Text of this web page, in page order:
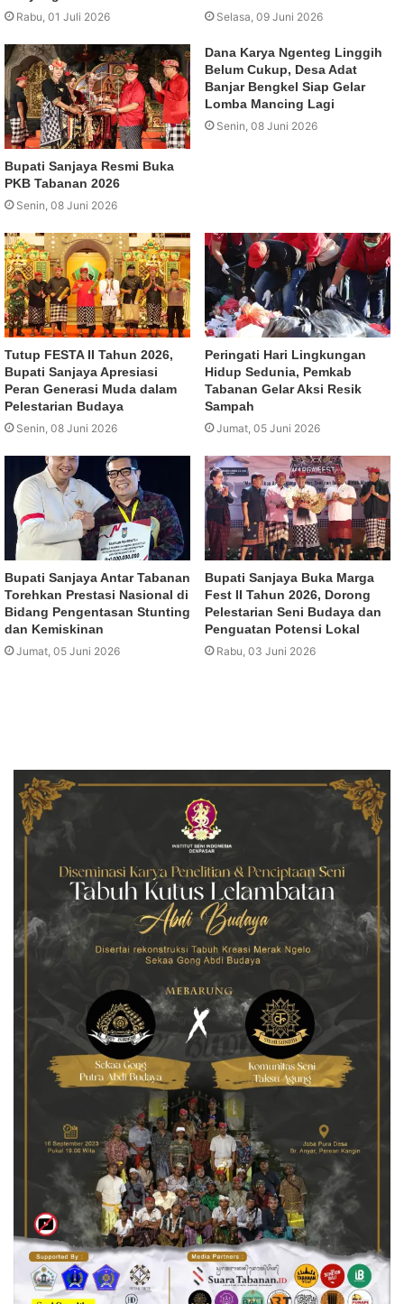
Rabu, 01 Juli 2026 Selasa, 09 Juni 2026
Bupati Sanjaya Resmi Buka
PKB Tabanan 2026
Senin, 08 Juni 2026
Dana Karya Ngenteg Linggih
Belum Cukup, Desa Adat
Banjar Bengkel Siap Gelar
Lomba Mancing Lagi
Senin, 08 Juni 2026
Tutup FESTA II Tahun 2026,
Bupati Sanjaya Apresiasi
Peran Generasi Muda dalam
Pelestarian Budaya
Senin, 08 Juni 2026
Peringati Hari Lingkungan
Hidup Sedunia, Pemkab
Tabanan Gelar Aksi Resik
Sampah
Jumat, 05 Juni 2026
Bupati Sanjaya Antar Tabanan
Torehkan Prestasi Nasional di
Bidang Pengentasan Stunting
dan Kemiskinan
Jumat, 05 Juni 2026
Bupati Sanjaya Buka Marga
Fest II Tahun 2026, Dorong
Pelestarian Seni Budaya dan
Penguatan Potensi Lokal
Rabu, 03 Juni 2026